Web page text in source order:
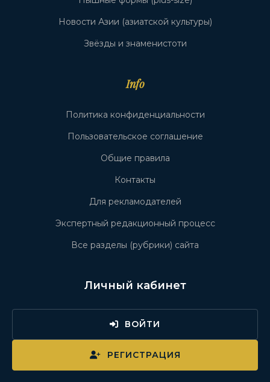
Новости Азии (азиатской культуры)
Звёзды и знаменистоти
Info
Политика конфиденциальности
Пользовательское соглашение
Общие правила
Контакты
Для рекламодателей
Экспертный редакционный процесс
Все разделы (рубрики) сайта
Личный кабинет
ВОЙТИ
РЕГИСТРАЦИЯ